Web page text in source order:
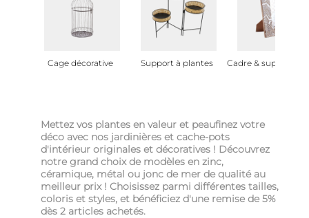
Cage décorative Support à plantes Cadre & support
Mettez vos plantes en valeur et peaufinez votre
déco avec nos jardinières et cache-pots
d'intérieur originales et décoratives ! Découvrez
notre grand choix de modèles en zinc,
céramique, métal ou jonc de mer de qualité au
meilleur prix ! Choisissez parmi différentes tailles,
coloris et styles, et bénéficiez d'une remise de 5%
dès 2 articles achetés.